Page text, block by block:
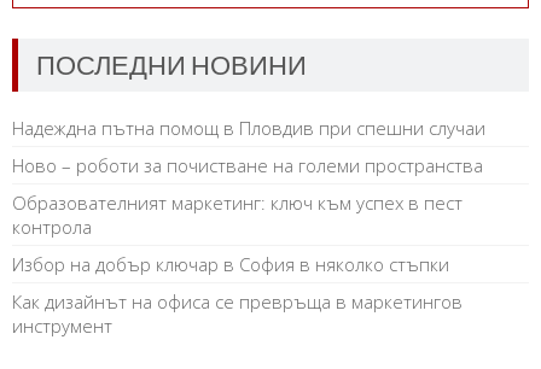
ПОСЛЕДНИ НОВИНИ
Надеждна пътна помощ в Пловдив при спешни случаи
Ново – роботи за почистване на големи пространства
Образователният маркетинг: ключ към успех в пест
контрола
Избор на добър ключар в София в няколко стъпки
Как дизайнът на офиса се превръща в маркетингов
инструмент